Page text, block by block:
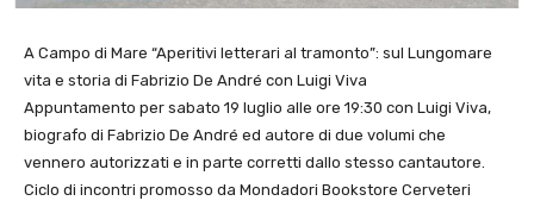
A Campo di Mare “Aperitivi letterari al tramonto”: sul Lungomare
vita e storia di Fabrizio De André con Luigi Viva
Appuntamento per sabato 19 luglio alle ore 19:30 con Luigi Viva,
biografo di Fabrizio De André ed autore di due volumi che
vennero autorizzati e in parte corretti dallo stesso cantautore.
Ciclo di incontri promosso da Mondadori Bookstore Cerveteri